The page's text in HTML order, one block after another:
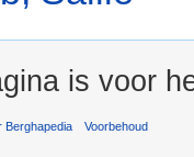
is voor
Berghapedia Voorbehoud